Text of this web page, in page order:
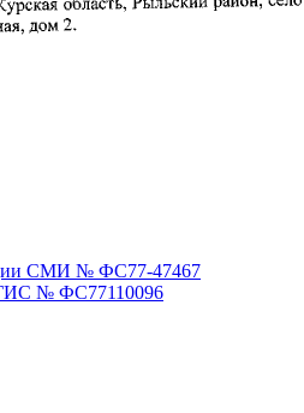
СМИ № ФС77-47467
№ ФС77110096